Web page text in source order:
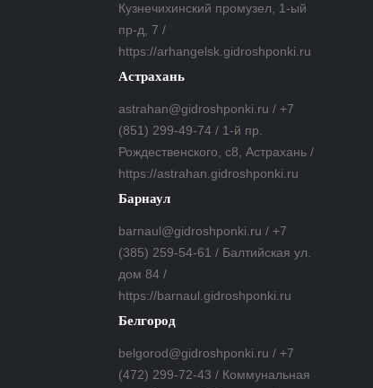
Кузнечихинский промузел, 1-ый
пр-д, 7 /
https://arhangelsk.gidroshponki.ru
Астрахань
astrahan@gidroshponki.ru / +7
(851) 299-49-74 / 1-й пр.
Рождественского, с8, Астрахань /
https://astrahan.gidroshponki.ru
Барнаул
barnaul@gidroshponki.ru / +7
(385) 259-54-61 / Балтийская ул.
дом 84 /
https://barnaul.gidroshponki.ru
Белгород
belgorod@gidroshponki.ru / +7
(472) 299-72-43 / Коммунальная